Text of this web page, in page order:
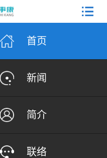
首页
新闻
简介
联络